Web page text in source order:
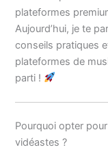
plateformes
Aujourd’hui, je te
conseils pratiques
plateformes de
parti !
Pourquoi opter
vidéastes ?